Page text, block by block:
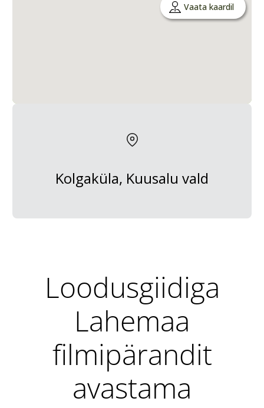
Vaata kaardil
Kolgaküla, Kuusalu vald
Loodusgiidiga
Lahemaa
filmipärandit
avastama